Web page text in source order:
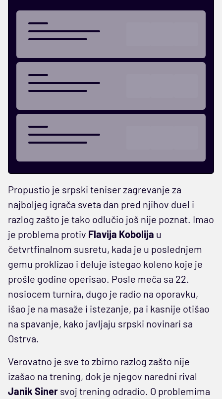
Propustio je srpski teniser zagrevanje za
najboljeg igrača sveta dan pred njihov duel i
razlog zašto je tako odlučio još nije poznat. Imao
je problema protiv Flavija Kobolija u
četvrtfinalnom susretu, kada je u poslednjem
gemu proklizao i deluje istegao koleno koje je
prošle godine operisao. Posle meča sa 22.
nosiocem turnira, dugo je radio na oporavku,
išao je na masaže i istezanje, pa i kasnije otišao
na spavanje, kako javljaju srpski novinari sa
Ostrva.
Verovatno je sve to zbirno razlog zašto nije
izašao na trening, dok je njegov naredni rival
Janik Siner svoj trening odradio. O problemima